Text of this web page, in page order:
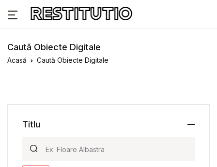
Caută Obiecte Digitale
Acasă Caută Obiecte Digitale
Titlu